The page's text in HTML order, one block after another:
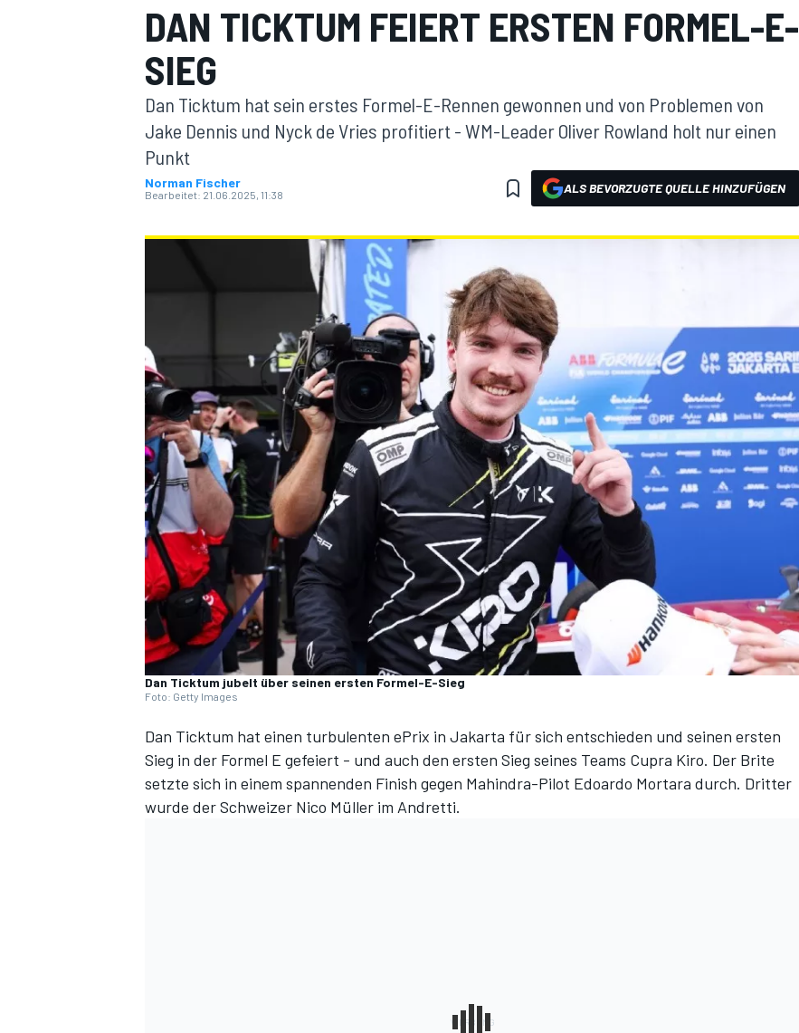
MOTOGP
DTM
DAN TICKTUM FEIERT ERSTEN FORMEL-E-
SIEG
Dan Ticktum hat sein erstes Formel-E-Rennen gewonnen und von Problemen von
Jake Dennis und Nyck de Vries profitiert - WM-Leader Oliver Rowland holt nur einen
Punkt
Norman Fischer
Bearbeitet: 21.06.2025, 11:38 ALS BEVORZUGTE QUELLE HINZUFÜGEN
Dan Ticktum jubelt über seinen ersten Formel-E-Sieg
Foto: Getty Images
Dan Ticktum hat einen turbulenten ePrix in Jakarta für sich entschieden und seinen ersten
Sieg in der Formel E gefeiert - und auch den ersten Sieg seines Teams Cupra Kiro. Der Brite
setzte sich in einem spannenden Finish gegen Mahindra-Pilot Edoardo Mortara durch. Dritter
wurde der Schweizer Nico Müller im Andretti.